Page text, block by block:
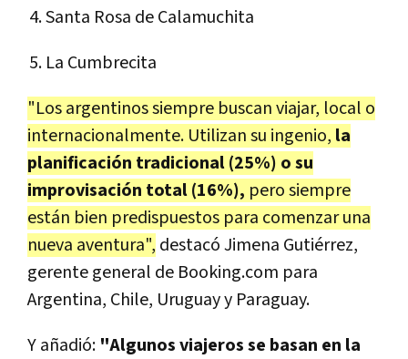
Santa Rosa de Calamuchita
La Cumbrecita
"Los argentinos siempre buscan viajar, local o
internacionalmente. Utilizan su ingenio, la
planificación tradicional (25%) o su
improvisación total (16%), pero siempre
están bien predispuestos para comenzar una
nueva aventura", destacóJimena Gutiérrez,
gerente general de Booking.com para
Argentina, Chile, Uruguay y Paraguay.
Y añadió: "Algunos viajeros se basan en la